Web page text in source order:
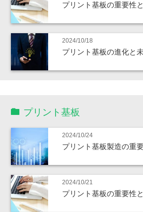
プリント基板の重要性
2024/10/18
プリント基板の進化と
プリント基板
2024/10/24
プリント基板製造の重
2024/10/21
プリント基板の重要性